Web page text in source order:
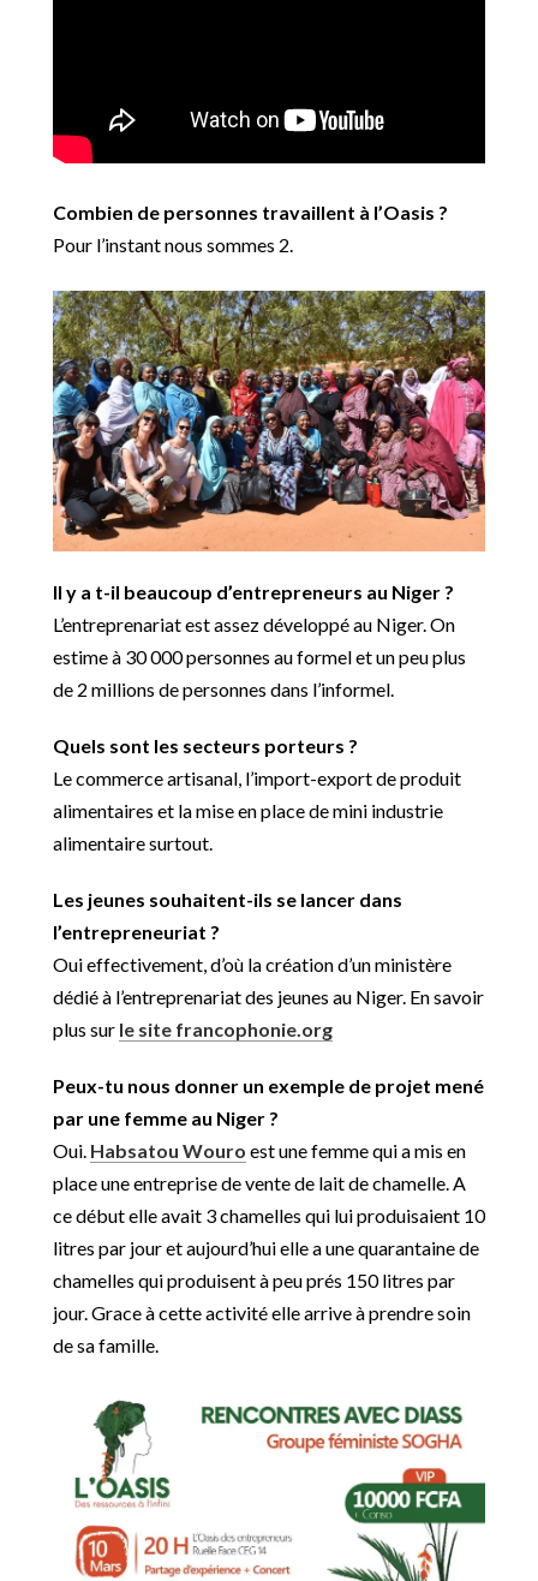
Combien de personnes travaillent à l’Oasis ?
Pour l’instant nous sommes 2.
Il y a t-il beaucoup d’entrepreneurs au Niger ?
L’entreprenariat est assez développé au Niger. On
estime à 30 000 personnes au formel et un peu plus
de 2 millions de personnes dans l’informel.
Quels sont les secteurs porteurs ?
Le commerce artisanal, l’import-export de produit
alimentaires et la mise en place de mini industrie
alimentaire surtout.
Les jeunes souhaitent-ils se lancer dans
l’entrepreneuriat ?
Oui effectivement, d’où la création d’un ministère
dédié à l’entreprenariat des jeunes au Niger. En savoir
plus sur le site francophonie.org
Peux-tu nous donner un exemple de projet mené
par une femme au Niger ?
Oui. Habsatou Wouro est une femme qui a mis en
place une entreprise de vente de lait de chamelle. A
ce début elle avait 3 chamelles qui lui produisaient 10
litres par jour et aujourd’hui elle a une quarantaine de
chamelles qui produisent à peu prés 150 litres par
jour. Grace à cette activité elle arrive à prendre soin
de sa famille.